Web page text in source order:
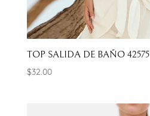
TOP SALIDA DE BAÑO 42575
$32.00